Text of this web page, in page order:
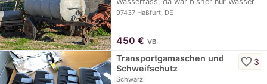
drin und ist dicht.
97437 Haßfurt, DE
450 € VB
Transportgamaschen und
Schweifschutz
Schwarz
favorite_border 3